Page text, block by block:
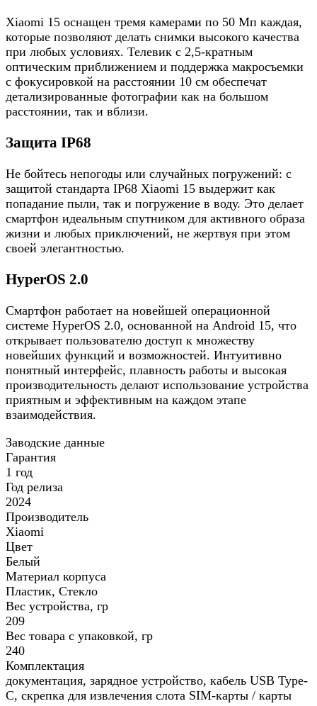
Xiaomi 15 оснащен тремя камерами по 50 Мп каждая,
которые позволяют делать снимки высокого качества
при любых условиях. Телевик с 2,5-кратным
оптическим приближением и поддержка макросъемки
с фокусировкой на расстоянии 10 см обеспечат
детализированные фотографии как на большом
расстоянии, так и вблизи.
Защита IP68
Не бойтесь непогоды или случайных погружений: с
защитой стандарта IP68 Xiaomi 15 выдержит как
попадание пыли, так и погружение в воду. Это делает
смартфон идеальным спутником для активного образа
жизни и любых приключений, не жертвуя при этом
своей элегантностью.
HyperOS 2.0
Смартфон работает на новейшей операционной
системе HyperOS 2.0, основанной на Android 15, что
открывает пользователю доступ к множеству
новейших функций и возможностей. Интуитивно
понятный интерфейс, плавность работы и высокая
производительность делают использование устройства
приятным и эффективным на каждом этапе
взаимодействия.
Заводские данные
Гарантия
1 год
Год релиза
2024
Производитель
Xiaomi
Цвет
Белый
Материал корпуса
Пластик, Стекло
Вес устройства, гр
209
Вес товара с упаковкой, гр
240
Комплектация
документация, зарядное устройство, кабель USB Type-
C, скрепка для извлечения слота SIM-карты / карты